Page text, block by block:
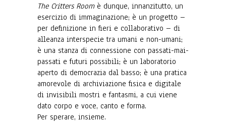
The Critters Roomè dunque, innanzitutto, un
esercizio di immaginazione; è un progetto –
per definizione in fieri e collaborativo – di
alleanza interspecie tra umani e non-umani;
è una stanza di connessione con passati-mai-
passati e futuri possibili; è un laboratorio
aperto di democrazia dal basso; è una pratica
amorevole di archiviazione fisica e digitale
di invisibili mostri e fantasmi, a cui viene
dato corpo e voce, canto e forma.
Per sperare, insieme.